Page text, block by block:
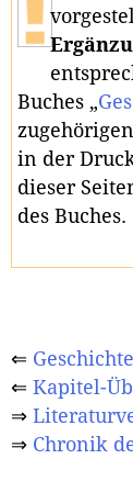
Buches „
in der
dieser
des Buches.
⇐
⇐ Kapitel-
⇒
⇒ Chronik